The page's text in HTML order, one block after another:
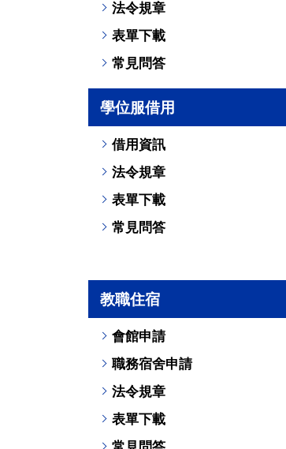
法令規章
表單下載
常見問答
學位服借用
借用資訊
法令規章
表單下載
常見問答
教職住宿
會館申請
職務宿舍申請
法令規章
表單下載